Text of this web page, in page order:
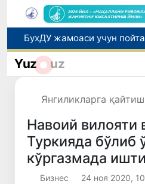
Yuz uz
Янгиликларга қайтиш
Навоий вилояти
Туркияда бўлиб
кўргазмада
Бизнес 24 ноя 2020,